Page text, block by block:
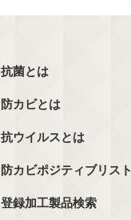
抗菌とは
防カビとは
抗ウイルスとは
防カビポジティブリスト
登録加工製品検索